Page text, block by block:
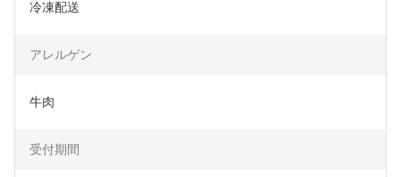
冷凍配送
アレルゲン
牛肉
受付期間